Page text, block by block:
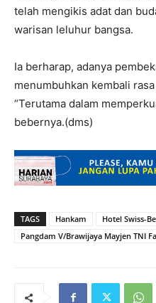
telah mengikis adat dan
warisan leluhur bangsa.
Ia berharap, adanya
menumbuhkan kembali
“Terutama dalam
bebernya.(dms)
TAGS Hankam
Hotel Swiss-
Pangdam V/Brawijaya Mayjen TNI